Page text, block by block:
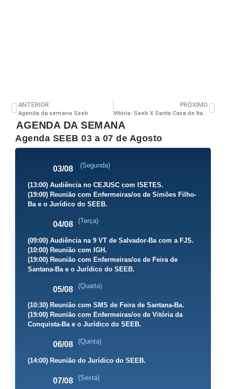
ANTERIOR
Agenda da semana Seeb
PRÓXIMO
Vitória: Seeb X Santa Casa de Itabuna
AGENDA DA SEMANA
Agenda SEEB 03 a 07 de Agosto
03/08 (Segunda)
(13:00) Audiência no CEJUSC com ISETES.
(19:00) Reunião com Enfermeiras/os de Simões Filho-
Ba e o Jurídico do SEEB.
04/08 (Terça)
(09:00) Audiência na 9 VT de Salvador-Ba com a FJS.
(10:00) Reunião com IGH.
(19:00) Reunião com Enfermeiras/os de Feira de
Santana-Ba e o Jurídico do SEEB.
05/08 (Quarta)
(10:30) Reunião com SMS de Feira de Santana-Ba.
(19:00) Reunião com Enfermeiras/os de Vitória da
Conquista-Ba e o Jurídico do SEEB.
06/08 (Quinta)
(14:00) Reunião do Jurídico do SEEB.
07/08 (Sexta)